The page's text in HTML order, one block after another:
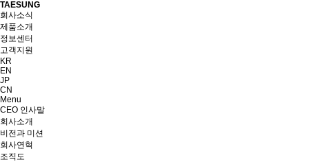
TAESUNG
회사소식
제품소개
정보센터
고객지원
KR
EN
JP
CN
Menu
CEO 인사말
회사소개
비전과 미션
회사연혁
조직도